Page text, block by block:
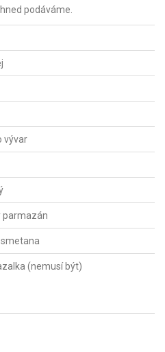
podáváme.
vývar
parmazán
(nemusí být)